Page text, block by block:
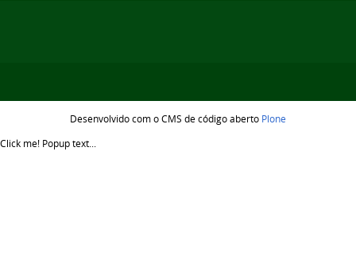
Desenvolvido com o CMS de código aberto Plone
Click me! Popup text...